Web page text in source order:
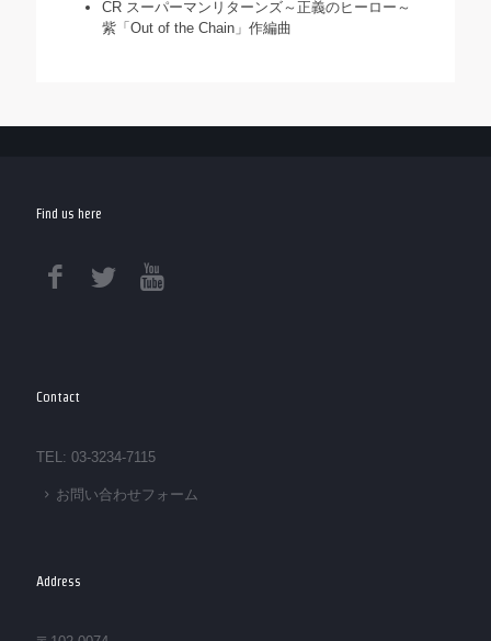
CR スーパーマンリターンズ～正義のヒーロー～
紫「Out of the Chain」作編曲
Find us here
Contact
TEL: 03-3234-7115
お問い合わせフォーム
Address